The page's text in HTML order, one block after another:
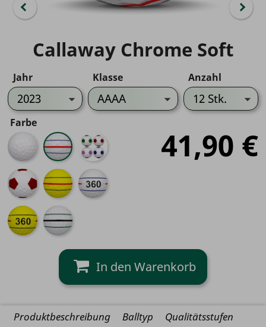
Callaway Chrome Soft
Jahr Klasse Anzahl
Farbe
Weiß
Triple
Track
Farbe
Truvis
Weiß/Rot
Triple
Track
Gelb
Triple
Track
Triple
Track
360
Triple
Track
41,90 €
Produktbeschreibung Balltyp Qualitätsstufen